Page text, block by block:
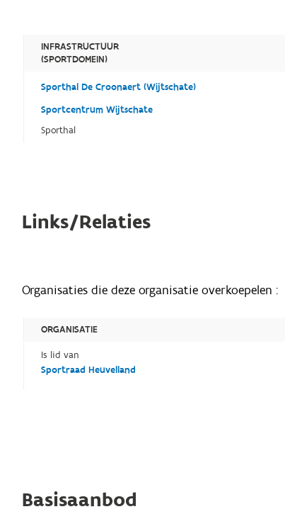
INFRASTRUCTUUR
(SPORTDOMEIN)
Sporthal De Croonaert (Wijtschate)
Sportcentrum Wijtschate
Sporthal
Links/Relaties
Organisaties die deze organisatie overkoepelen :
ORGANISATIE
Is lid van
Sportraad Heuvelland
Basisaanbod